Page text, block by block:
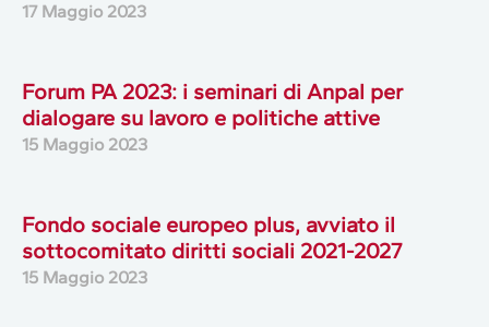
17 Maggio 2023
Forum PA 2023: i seminari di Anpal per
dialogare su lavoro e politiche attive
15 Maggio 2023
Fondo sociale europeo plus, avviato il
sottocomitato diritti sociali 2021-2027
15 Maggio 2023